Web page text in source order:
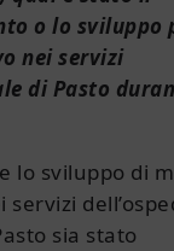
o lo sviluppo
nei servizi
di Pasto
lo sviluppo di
sia stato